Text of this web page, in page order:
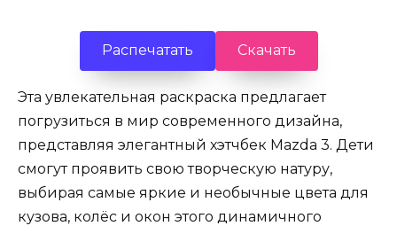
Распечатать Скачать
Эта увлекательная раскраска предлагает
погрузиться в мир современного дизайна,
представляя элегантный хэтчбек Mazda 3. Дети
смогут проявить свою творческую натуру,
выбирая самые яркие и необычные цвета для
кузова, колёс и окон этого динамичного